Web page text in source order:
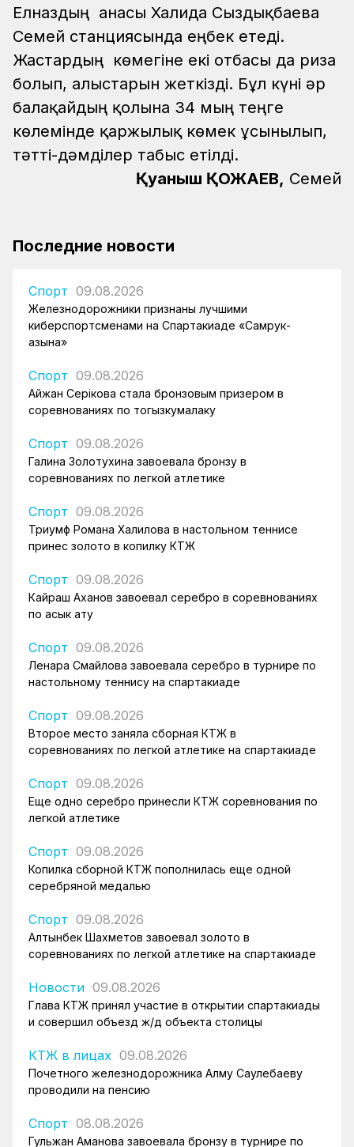
Елназдың анасы Халида Сыздықбаева
Семей станциясында еңбек етеді.
Жастардың көмегіне екі отбасы да риза
болып, алғыстарын жеткізді. Бұл күні әр
балақайдың қолына 34 мың теңге
көлемінде қаржылық көмек ұсынылып,
тәтті-дәмділер табыс етілді.
Қуаныш ҚОЖАЕВ, Семей
Последние новости
Спорт 09.08.2026
Железнодорожники признаны лучшими
киберспортсменами на Спартакиаде «Самрук-
Қазына»
Спорт 09.08.2026
Айжан Серікова стала бронзовым призером в
соревнованиях по тогызкумалаку
Спорт 09.08.2026
Галина Золотухина завоевала бронзу в
соревнованиях по легкой атлетике
Спорт 09.08.2026
Триумф Романа Халилова в настольном теннисе
принес золото в копилку КТЖ
Спорт 09.08.2026
Кайраш Аханов завоевал серебро в соревнованиях
по асык ату
Спорт 09.08.2026
Ленара Смайлова завоевала серебро в турнире по
настольному теннису на спартакиаде
Спорт 09.08.2026
Второе место заняла сборная КТЖ в
соревнованиях по легкой атлетике на спартакиаде
Спорт 09.08.2026
Еще одно серебро принесли КТЖ соревнования по
легкой атлетике
Спорт 09.08.2026
Копилка сборной КТЖ пополнилась еще одной
серебряной медалью
Спорт 09.08.2026
Алтынбек Шахметов завоевал золото в
соревнованиях по легкой атлетике на спартакиаде
Новости 09.08.2026
Глава КТЖ принял участие в открытии спартакиады
и совершил объезд ж/д объекта столицы
КТЖ в лицах 09.08.2026
Почетного железнодорожника Алму Саулебаеву
проводили на пенсию
Спорт 08.08.2026
Гульжан Аманова завоевала бронзу в турнире по